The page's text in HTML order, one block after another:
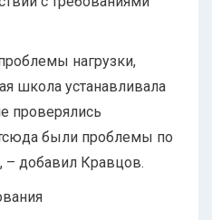
нагрузки,
школа устанавливала
проверялись
были проблемы по
– добавил Кравцов.